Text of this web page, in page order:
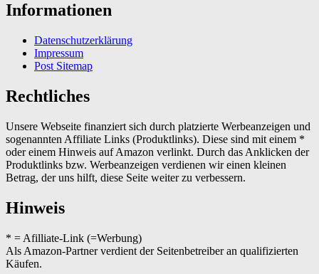
Informationen
Datenschutzerklärung
Impressum
Post Sitemap
Rechtliches
Unsere Webseite finanziert sich durch platzierte Werbeanzeigen und
sogenannten Affiliate Links (Produktlinks). Diese sind mit einem *
oder einem Hinweis auf Amazon verlinkt. Durch das Anklicken der
Produktlinks bzw. Werbeanzeigen verdienen wir einen kleinen
Betrag, der uns hilft, diese Seite weiter zu verbessern.
Hinweis
* = Afilliate-Link (=Werbung)
Als Amazon-Partner verdient der Seitenbetreiber an qualifizierten
Käufen.